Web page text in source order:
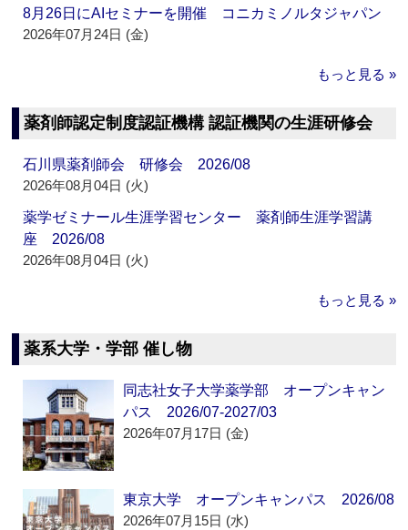
8月26日にAIセミナーを開催 コニカミノルタジャパン
2026年07月24日 (金)
もっと見る »
薬剤師認定制度認証機構 認証機関の生涯研修会
石川県薬剤師会 研修会 2026/08
2026年08月04日 (火)
薬学ゼミナール生涯学習センター 薬剤師生涯学習講
座 2026/08
2026年08月04日 (火)
もっと見る »
薬系大学・学部 催し物
同志社女子大学薬学部 オープンキャン
パス 2026/07-2027/03
2026年07月17日 (金)
東京大学 オープンキャンパス 2026/08
2026年07月15日 (水)